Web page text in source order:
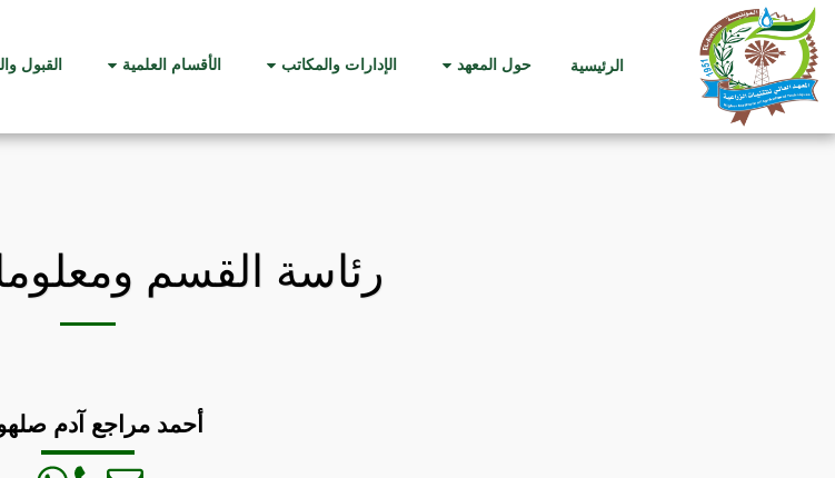
الرئيسية حول المعهد الإدارات والمكاتب الأقسام العلمية القبول
رئاسة القسم
أحمد مراجع آدم